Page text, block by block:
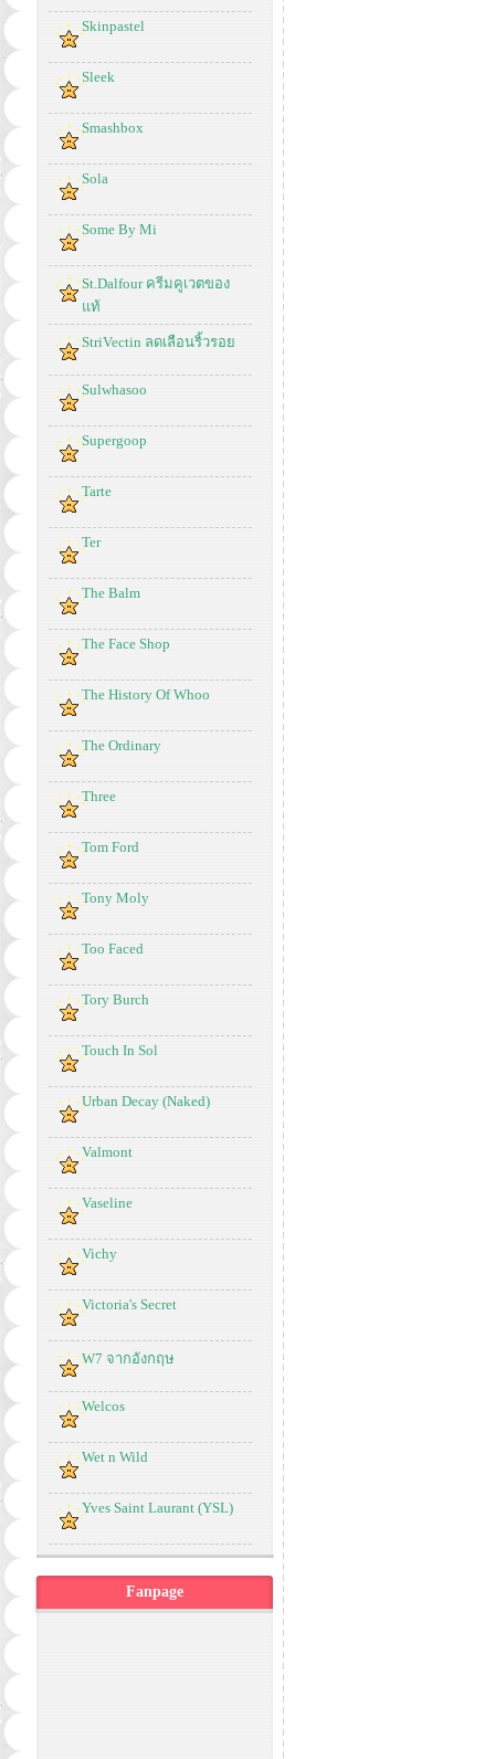
Skinpastel
Sleek
Smashbox
Sola
Some By Mi
St.Dalfour ครีมคูเวตของ
แท้
StriVectin ลดเลือนริ้วรอย
Sulwhasoo
Supergoop
Tarte
Ter
The Balm
The Face Shop
The History Of Whoo
The Ordinary
Three
Tom Ford
Tony Moly
Too Faced
Tory Burch
Touch In Sol
Urban Decay (Naked)
Valmont
Vaseline
Vichy
Victoria's Secret
W7 จากอังกฤษ
Welcos
Wet n Wild
Yves Saint Laurant (YSL)
Fanpage